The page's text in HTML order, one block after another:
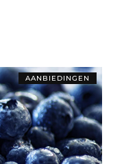
AANBIEDINGEN